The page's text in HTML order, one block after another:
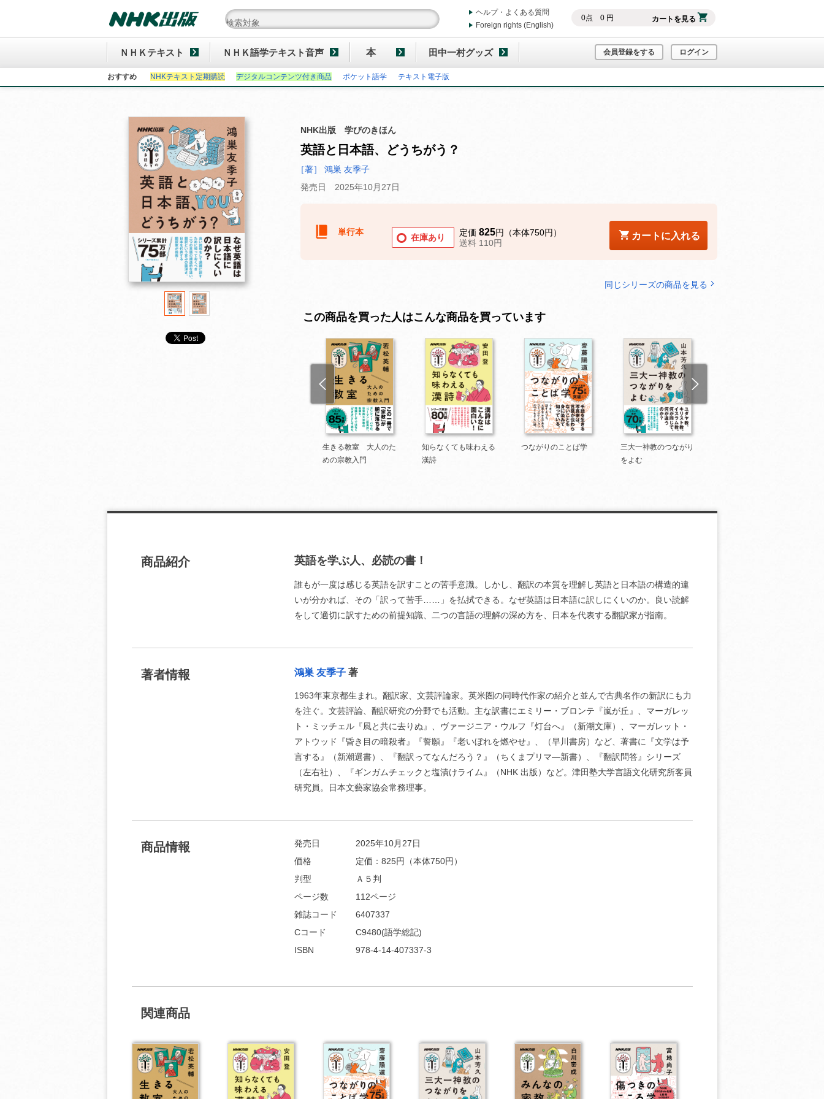
0点 0円 カートを見る
ヘルプ・よくある質問
Foreign rights (English)
ＮＨＫテキスト ＮＨＫ語学テキスト音声 本 田中一村グッズ 会員登録をする ログイン
おすすめ NHKテキスト定期購読 デジタルコンテンツ付き商品 ポケット語学 テキスト電子版
他にも商品を買う
NHK出版 学びのきほん
英語と日本語、どうちがう？
［著］ 鴻巣 友季子
発売日 2025年10月27日
単行本
在庫あり 定価 825円（本体750円）
送料 110円
カートに入れる
同じシリーズの商品を見る
この商品を買った人はこんな商品を買っています
生きる教室 大人のた
めの宗教入門
知らなくても味わえる
漢詩
つながりのことば学
三大一神教のつながり
をよむ
商品紹介 英語を学ぶ人、必読の書！
誰もが一度は感じる英語を訳すことの苦手意識。しかし、翻訳の本質を理解し英語と日本語の構造的違
いが分かれば、その「訳って苦手……」を払拭できる。なぜ英語は日本語に訳しにくいのか。良い読解
をして適切に訳すための前提知識、二つの言語の理解の深め方を、日本を代表する翻訳家が指南。
著者情報 鴻巣 友季子著
1963年東京都生まれ。翻訳家、文芸評論家。英米圏の同時代作家の紹介と並んで古典名作の新訳にも力
を注ぐ。文芸評論、翻訳研究の分野でも活動。主な訳書にエミリー・ブロンテ『嵐が丘』、マーガレッ
ト・ミッチェル『風と共に去りぬ』、ヴァージニア・ウルフ『灯台へ』（新潮文庫）、マーガレット・
アトウッド『昏き目の暗殺者』『誓願』『老いぼれを燃やせ』、（早川書房）など、著書に『文学は予
言する』（新潮選書）、『翻訳ってなんだろう？』（ちくまプリマ―新書）、『翻訳問答』シリーズ
（左右社）、『ギンガムチェックと塩漬けライム』（NHK 出版）など。津田塾大学言語文化研究所客員
研究員。日本文藝家協会常務理事。
商品情報 発売日
2025年10月27日
価格
定価： 825円（本体750円）
判型
Ａ５判
ページ数
112ページ
雑誌コード
6407337
Cコード
C9480(語学総記)
ISBN
978-4-14-407337-3
関連商品